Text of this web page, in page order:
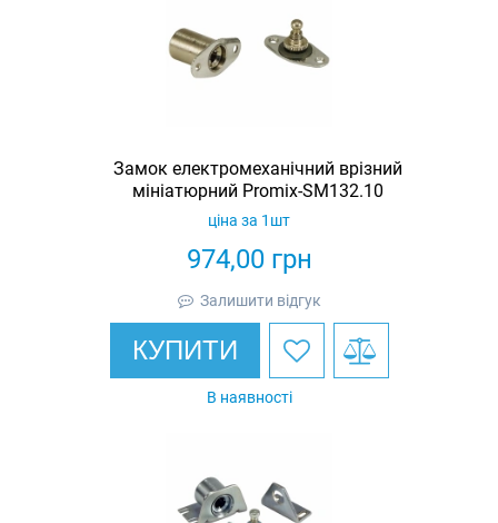
Замок електромеханічний врізний
мініатюрний Promix-SM132.10
974,00грн
ціна за 1шт
Залишити відгук
КУПИТИ
В наявності